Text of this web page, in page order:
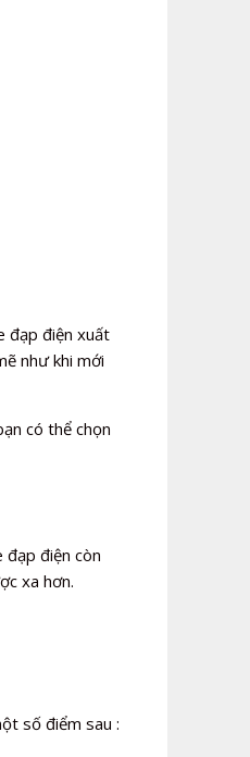
đạp điện xuất
như khi mới
có thể chọn
đạp điện còn
xa hơn.
số điểm sau :